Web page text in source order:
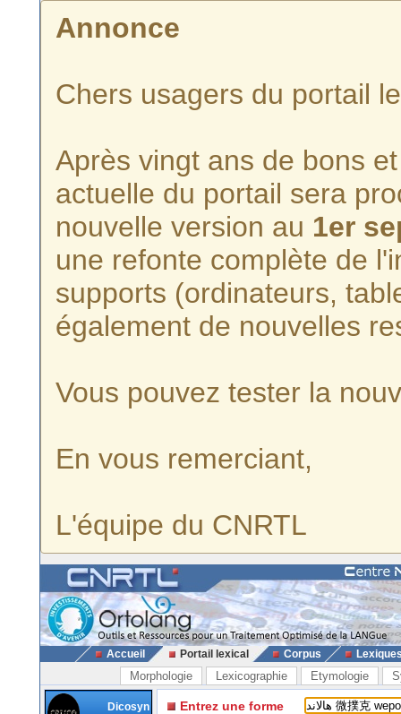
Annonce
Chers usagers du portail
Après vingt ans de bons
actuelle du portail sera
nouvelle version au 1er
une refonte complète de
supports (ordinateurs,
également de nouvelles
Vous pouvez tester la
En vous remerciant,
L'équipe du CNRTL
Accueil Portail lexical Corpus
Morphologie Lexicographie Etymologie
Dicosyn
Entrez une forme